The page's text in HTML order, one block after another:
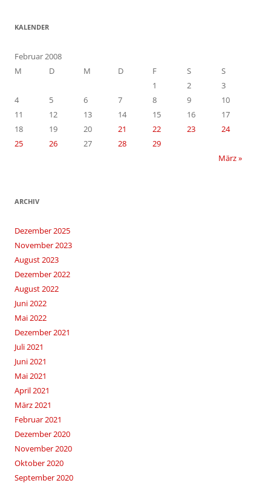
KALENDER
Februar 2008
M
D M D F S
S
1
2
3
4
5 6 7 8 9
10
11
12 13 14 15 16
17
18
19 20 21 22 23
24
25
26 27 28
29
März »
ARCHIV
Dezember 2025
November 2023
August 2023
Dezember 2022
August 2022
Juni 2022
Mai 2022
Dezember 2021
Juli 2021
Juni 2021
Mai 2021
April 2021
März 2021
Februar 2021
Dezember 2020
November 2020
Oktober 2020
September 2020